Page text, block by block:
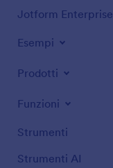
Jotform Enterprise
Esempi
Prodotti
Funzioni
Strumenti
Strumenti AI